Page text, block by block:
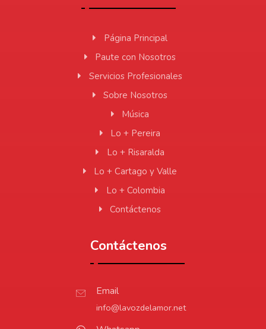
Página Principal
Paute con Nosotros
Servicios Profesionales
Sobre Nosotros
Música
Lo + Pereira
Lo + Risaralda
Lo + Cartago y Valle
Lo + Colombia
Contáctenos
Contáctenos
Email
info@lavozdelamor.net